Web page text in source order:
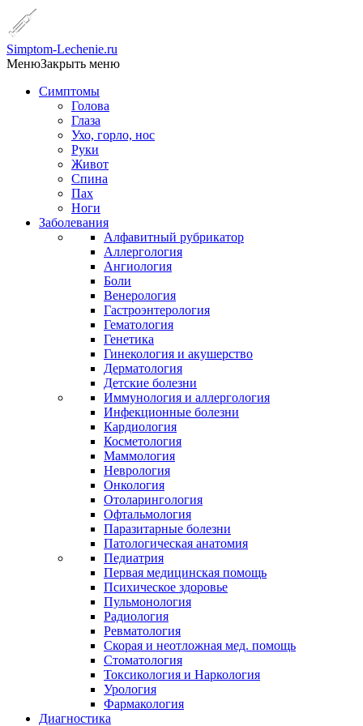
Simptom-Lechenie.ru
МенюЗакрыть меню
Симптомы
Голова
Глаза
Ухо, горло, нос
Руки
Живот
Спина
Пах
Ноги
Заболевания
Алфавитный рубрикатор
Аллергология
Ангиология
Боли
Венерология
Гастроэнтерология
Гематология
Генетика
Гинекология и акушерство
Дерматология
Детские болезни
Иммунология и аллергология
Инфекционные болезни
Кардиология
Косметология
Маммология
Неврология
Онкология
Отоларингология
Офтальмология
Паразитарные болезни
Патологическая анатомия
Педиатрия
Первая медицинская помощь
Психическое здоровье
Пульмонология
Радиология
Ревматология
Скорая и неотложная мед. помощь
Стоматология
Токсикология и Наркология
Урология
Фармакология
Диагностика